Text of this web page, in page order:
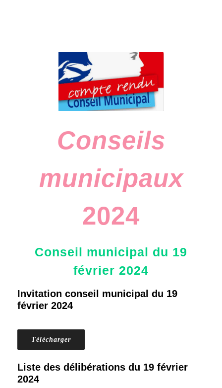
Conseils
municipaux
2024
Conseil municipal du 19
février 2024
Invitation conseil municipal du 19
février 2024
Télécharger
Liste des délibérations du 19 février
2024